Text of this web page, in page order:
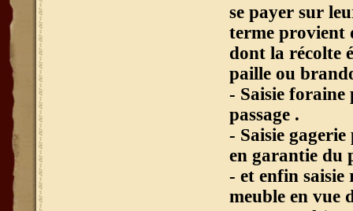
se payer sur
terme provient
dont la récolte
paille ou
- Saisie foraine
passage .
- Saisie
en garantie du
- et enfin
meuble en vue